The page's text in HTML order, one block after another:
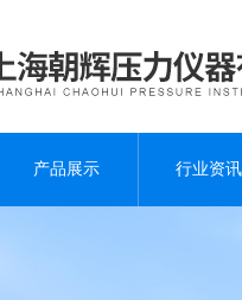
产品展示 行业资讯